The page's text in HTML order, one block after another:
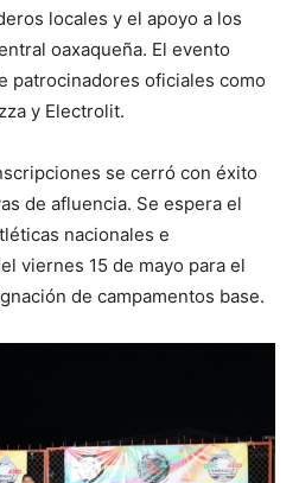
locales y el apoyo a los
oaxaqueña. El evento
patrocinadores oficiales como
y Electrolit.
se cerró con éxito
de afluencia. Se espera el
nacionales e
viernes 15 de mayo para el
de campamentos base.